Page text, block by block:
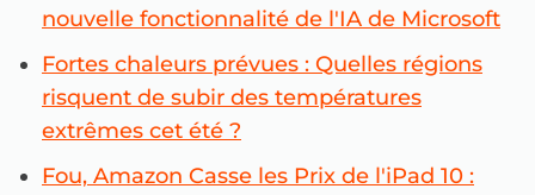
nouvelle fonctionnalité de l'IA de Microsoft
Fortes chaleurs prévues : Quelles régions
risquent de subir des températures
extrêmes cet été ?
Fou, Amazon Casse les Prix de l'iPad 10 :